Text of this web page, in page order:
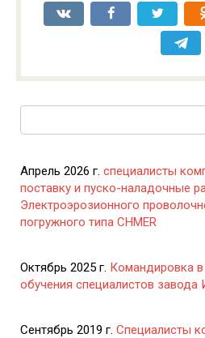
Апрель 2026 г. специалисты
поставку и пуско-наладочные
Электроэрозионного
погружного типа CHMER
Октябрь 2025 г. Командировка
обучения специалистов
Сентябрь 2019 г. Специалисты